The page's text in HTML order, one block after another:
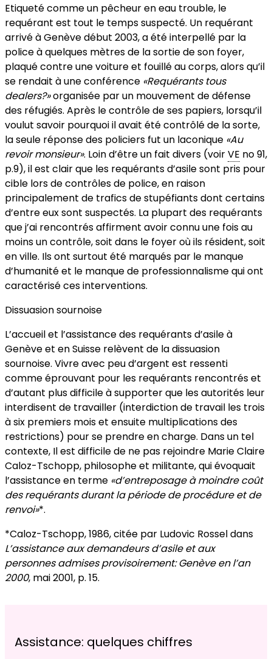
Etiqueté comme un pêcheur en eau trouble, le
requérant est tout le temps suspecté. Un requérant
arrivé à Genève début 2003, a été interpellé par la
police à quelques mètres de la sortie de son foyer,
plaqué contre une voiture et fouillé au corps, alors qu’il
se rendait à une conférence «Requérants tous
dealers?»organisée par un mouvement de défense
des réfugiés. Après le contrôle de ses papiers, lorsqu’il
voulut savoir pourquoi il avait été contrôlé de la sorte,
la seule réponse des policiers fut un laconique «Au
revoir monsieur». Loin d’être un fait divers (voirVE no 91,
p.9), il est clair que les requérants d’asile sont pris pour
cible lors de contrôles de police, en raison
principalement de trafics de stupéfiants dont certains
d’entre eux sont suspectés. La plupart des requérants
que j’ai rencontrés affirment avoir connu une fois au
moins un contrôle, soit dans le foyer où ils résident, soit
en ville. Ils ont surtout été marqués par le manque
d’humanité et le manque de professionnalisme qui ont
caractérisé ces interventions.
Dissuasion sournoise
L’accueil et l’assistance des requérants d’asile à
Genève et en Suisse relèvent de la dissuasion
sournoise. Vivre avec peu d’argent est ressenti
comme éprouvant pour les requérants rencontrés et
d’autant plus difficile à supporter que les autorités leur
interdisent de travailler (interdiction de travail les trois
à six premiers mois et ensuite multiplications des
restrictions) pour se prendre en charge. Dans un tel
contexte, Il est difficile de ne pas rejoindre Marie Claire
Caloz-Tschopp, philosophe et militante, qui évoquait
l’assistance en terme «d’entreposage à moindre coût
des requérants durant la période de procédure et de
renvoi»*.
*Caloz-Tschopp, 1986, citée par Ludovic Rossel dans
L’assistance aux demandeurs d’asile et aux
personnes admises provisoirement: Genève en l’an
2000, mai 2001, p. 15.
Assistance: quelques chiffres